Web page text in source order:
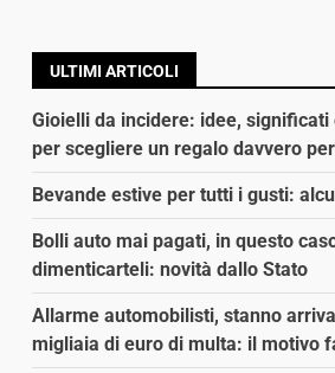
ULTIMI ARTICOLI
Gioielli da incidere: idee, significati
per scegliere un regalo davvero
Bevande estive per tutti i gusti:
Bolli auto mai pagati, in questo
dimenticarteli: novità dallo Stato
Allarme automobilisti, stanno
migliaia di euro di multa: il motivo